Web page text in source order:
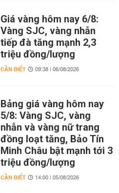
Giá vàng hôm nay 6/8:
Vàng SJC, vàng nhẫn
tiếp đà tăng mạnh 2,3
triệu đồng/lượng
CẦN BIẾT 09:38 | 06/08/2026
Bảng giá vàng hôm nay
5/8: Vàng SJC, vàng
nhẫn và vàng nữ trang
đồng loạt tăng, Bảo Tín
Minh Châu bật mạnh tới 3
triệu đồng/lượng
CẦN BIẾT 14:00 | 05/08/2026